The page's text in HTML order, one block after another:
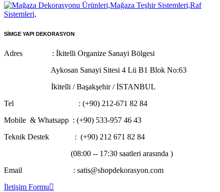
SİMGE YAPI DEKORASYON
Adres : İkitelli Organize Sanayi Bölgesi
Aykosan Sanayi Sitesi 4 Lü B1 Blok No:63
İkitelli / Başakşehir / İSTANBUL
Tel : (+90) 212-671 82 84
Mobile & Whatsapp : (+90) 533-957 46 43
Teknik Destek : (+90) 212 671 82 84
(08:00 -- 17:30 saatleri arasında )
Email : satis@shopdekorasyon.com
İletişim Formu